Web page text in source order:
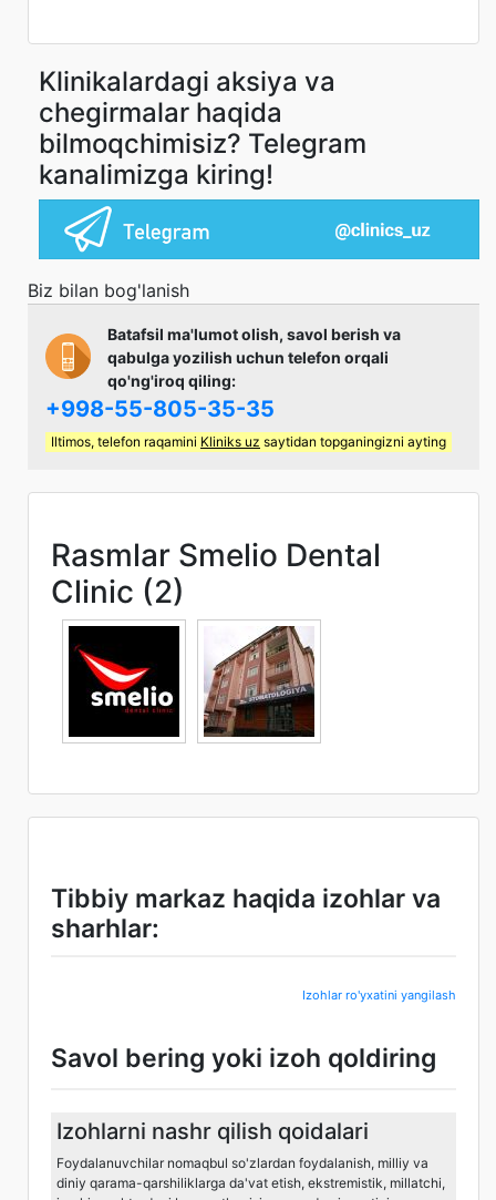
Klinikalardagi aksiya va
chegirmalar haqida
bilmoqchimisiz? Telegram
kanalimizga kiring!
Biz bilan bog'lanish
Batafsil ma'lumot olish, savol berish va
qabulga yozilish uchun telefon orqali
qo'ng'iroq qiling:
+998-55-805-35-35
Iltimos, telefon raqamini Kliniks uz saytidan topganingizni ayting
Rasmlar Smelio Dental
Clinic (2)
Tibbiy markaz haqida izohlar va
sharhlar:
Izohlar ro'yxatini yangilash
Savol bering yoki izoh qoldiring
Izohlarni nashr qilish qoidalari
Foydalanuvchilar nomaqbul so'zlardan foydalanish, milliy va
diniy qarama-qarshiliklarga da'vat etish, ekstremistik, millatchi,